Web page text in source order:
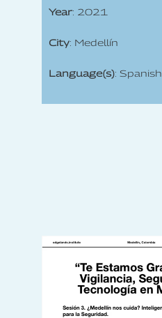
Year: 2021
City: Medellín
Language(s): Spanish